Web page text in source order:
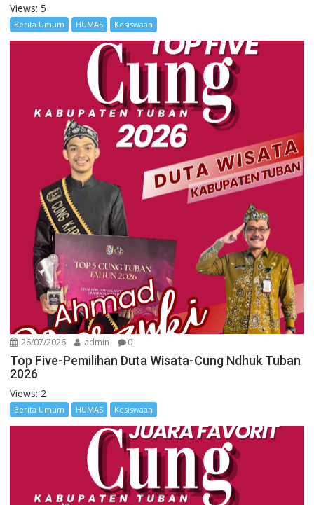
Views: 5
Berita Umum HUMAS Kesiswaan
26/07/2026 admin 0
Top Five-Pemilihan Duta Wisata-Cung Ndhuk Tuban
2026
Views: 2
Berita Umum HUMAS Kesiswaan